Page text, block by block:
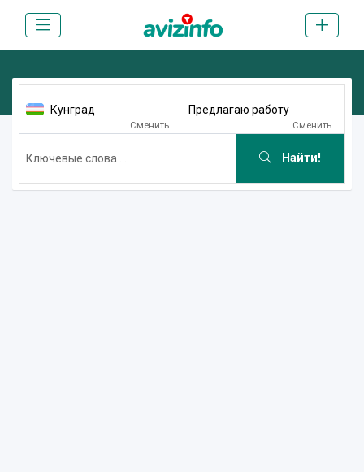
Кунград
Сменить
Предлагаю работу
Сменить
Найти!